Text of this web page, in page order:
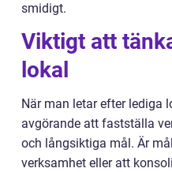
smidigt.
Viktigt att
lokal
När man letar efter lediga
avgörande att fastställa
och långsiktiga mål. Är
verksamhet eller att